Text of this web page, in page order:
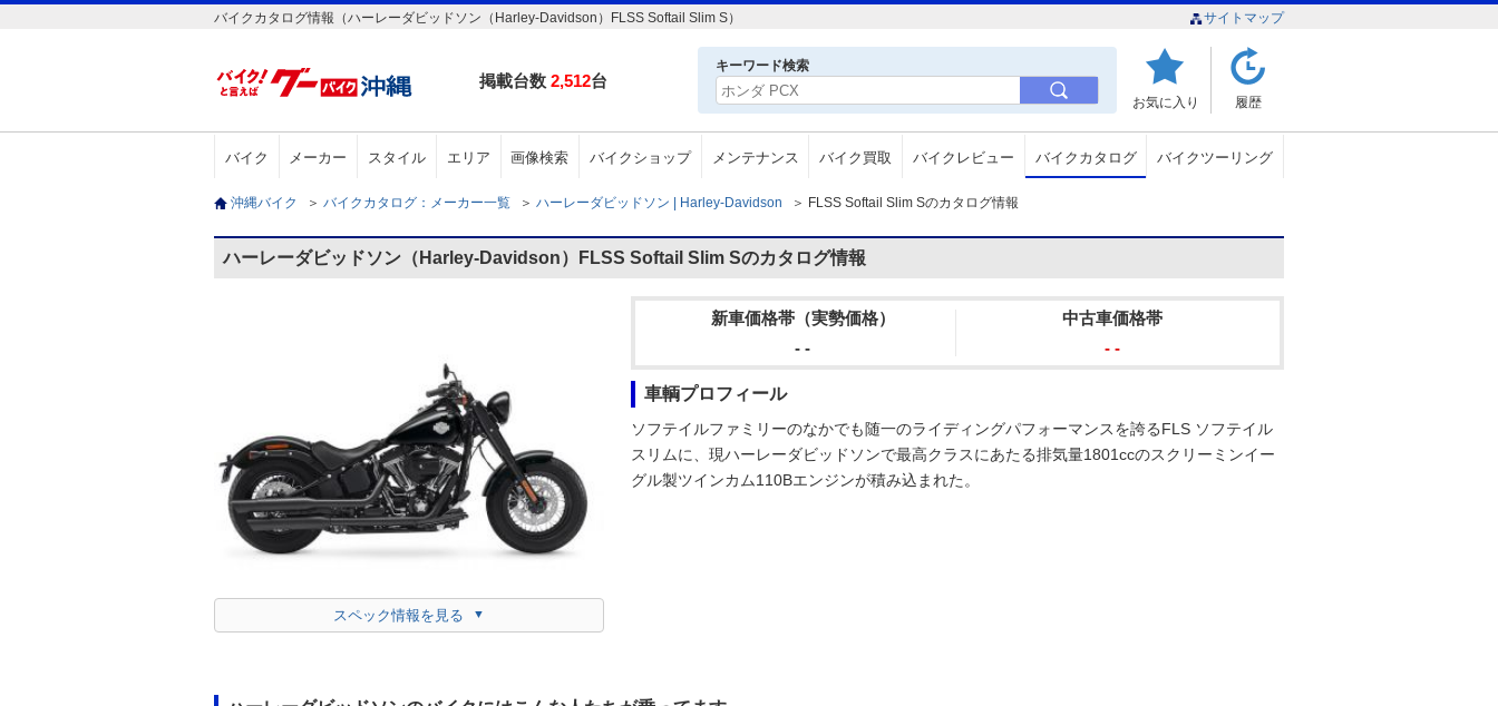
バイクカタログ情報（ハーレーダビッドソン（Harley-Davidson）FLSS Softail Slim S） サイトマップ
掲載台数 2,512台
キーワード検索
お気に入り 履歴
バイク メーカー スタイル エリア 画像検索 バイクショップ メンテナンス バイク買取 バイクレビュー バイクカタログ バイクツーリング
沖縄バイク ＞ バイクカタログ：メーカー一覧 ＞ ハーレーダビッドソン | Harley-Davidson ＞ FLSS Softail Slim Sのカタログ情報
ハーレーダビッドソン（Harley-Davidson）FLSS Softail Slim Sのカタログ情報
スペック情報を見る
新車価格帯（実勢価格）
- -
中古車価格帯
- -
車輌プロフィール
ソフテイルファミリーのなかでも随一のライディングパフォーマンスを誇るFLS ソフテイル
スリムに、現ハーレーダビッドソンで最高クラスにあたる排気量1801ccのスクリーミンイー
グル製ツインカム110Bエンジンが積み込まれた。